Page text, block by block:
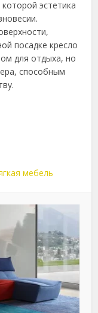
эстетика
посадке кресло
для отдыха, но
способным
мебель